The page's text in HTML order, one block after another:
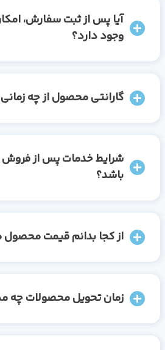
آیا پس از ثبت سفارش،
وجود دارد؟
گارانتی محصول از چه
شرایط خدمات پس از
باشد؟
از کجا بدانم قیمت
زمان تحویل محصولات چه